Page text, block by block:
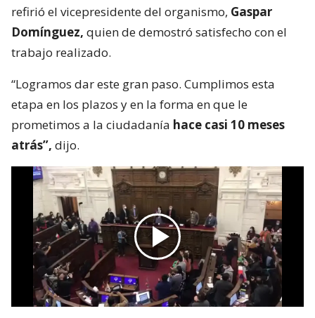
refirió el vicepresidente del organismo, Gaspar
Domínguez, quien de demostró satisfecho con el
trabajo realizado.
“Logramos dar este gran paso. Cumplimos esta
etapa en los plazos y en la forma en que le
prometimos a la ciudadanía hace casi 10 meses
atrás”, dijo.